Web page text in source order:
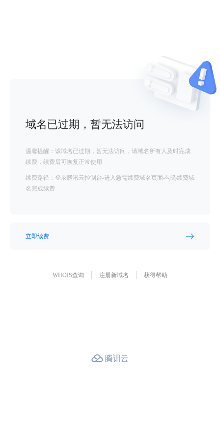
域名已过期，暂无法访问
温馨提醒：该域名已过期，暂无法访问，请域名所有人及时完成
续费，续费后可恢复正常使用
续费路径：登录腾讯云控制台-进入急需续费域名页面-勾选续费域
名完成续费
立即续费
WHOIS查询 注册新域名 获得帮助